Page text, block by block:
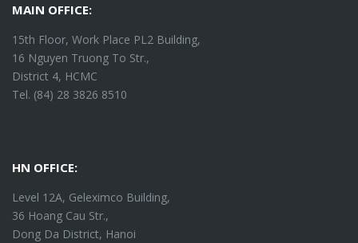
MAIN OFFICE:
15th Floor, Work Place PL2 Building,
16 Nguyen Truong To Str.,
District 4, HCMC
Tel. (84) 28 3826 8510
HN OFFICE:
Level 12A, Geleximco Building,
36 Hoang Cau Str.,
Dong Da District, Hanoi